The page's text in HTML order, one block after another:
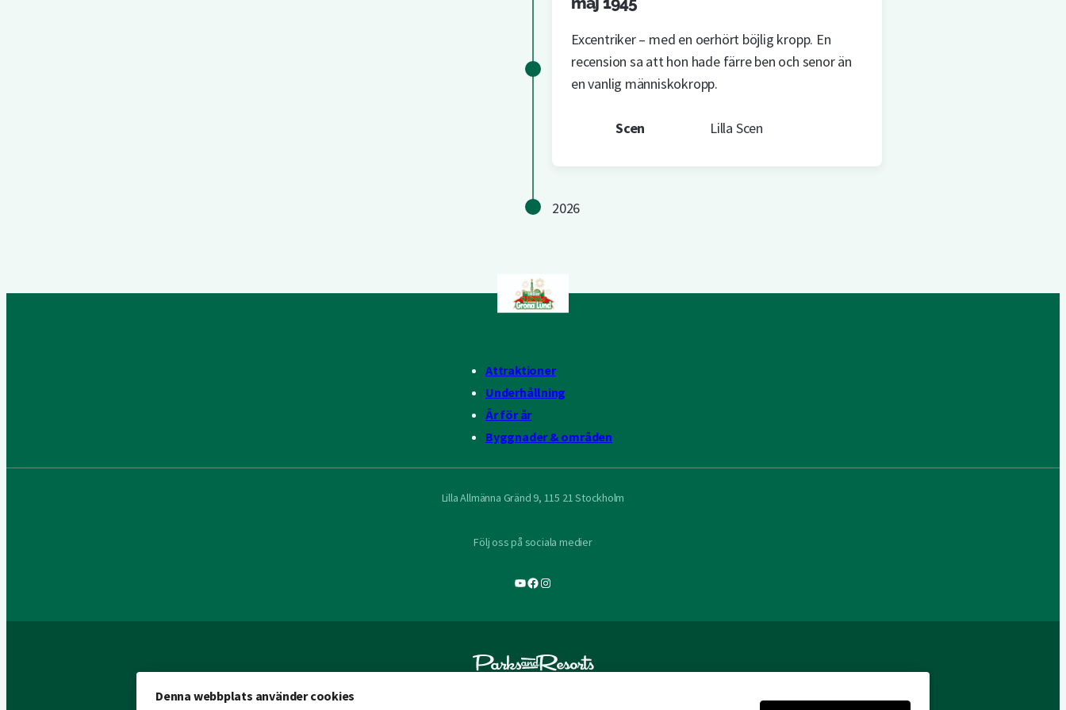
Excentriker – med en oerhört böjlig kropp. En
recension sa att hon hade färre ben och senor än
en vanlig människokropp.
Scen Lilla Scen
2026
Attraktioner
Underhållning
År för år
Byggnader & områden
Lilla Allmänna Gränd 9, 115 21 Stockholm
Följ oss på sociala medier
YouTube
Facebook
Instagram
Denna webbplats använder cookies